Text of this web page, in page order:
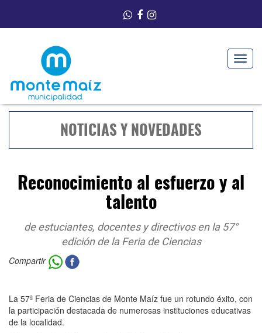
Toggle
NOTICIAS Y NOVEDADES
Reconocimiento al esfuerzo y al
talento
de estuciantes, docentes y directivos en la 57°
edición de la Feria de Ciencias
Compartir
La 57ª Feria de Ciencias de Monte Maíz fue un rotundo éxito, con
la participación destacada de numerosas instituciones educativas
de la localidad.